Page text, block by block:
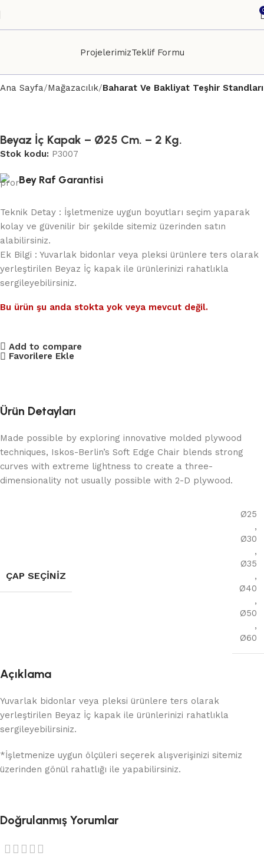
ProjelerimizTeklif Formu
Ana Sayfa Mağazacılık Baharat Ve Bakliyat Teşhir Standları
Beyaz İç Kapak – Ø25 Cm. – 2 Kg.
Stok kodu: P3007
Bey Raf Garantisi
Teknik Detay : İşletmenize uygun boyutları seçim yaparak
kolay ve güvenilir bir şekilde sitemiz üzerinden satın
alabilirsiniz.
Ek Bilgi : Yuvarlak bidonlar veya pleksi ürünlere ters olarak
yerleştirilen Beyaz İç kapak ile ürünlerinizi rahatlıkla
sergileyebilirsiniz.
Bu ürün şu anda stokta yok veya mevcut değil.
Add to compare
Favorilere Ekle
Ürün Detayları
Made possible by exploring innovative molded plywood
techniques, Iskos-Berlin’s Soft Edge Chair blends strong
curves with extreme lightness to create a three-
dimensionality not usually possible with 2-D plywood.
ÇAP SEÇINIZ
Ø25
,
Ø30
,
Ø35
,
Ø40
,
Ø50
,
Ø60
Açıklama
Yuvarlak bidonlar veya pleksi ürünlere ters olarak
yerleştirilen Beyaz İç kapak ile ürünlerinizi rahatlıkla
sergileyebilirsiniz.
*İşletmenize uygun ölçüleri seçerek alışverişinizi sitemiz
üzerinden gönül rahatlığı ile yapabilirsiniz.
Doğrulanmış Yorumlar